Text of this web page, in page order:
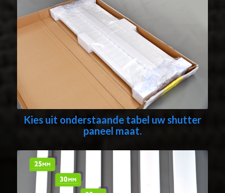
Kies uit onderstaande tabel uw shutter
paneel maat.